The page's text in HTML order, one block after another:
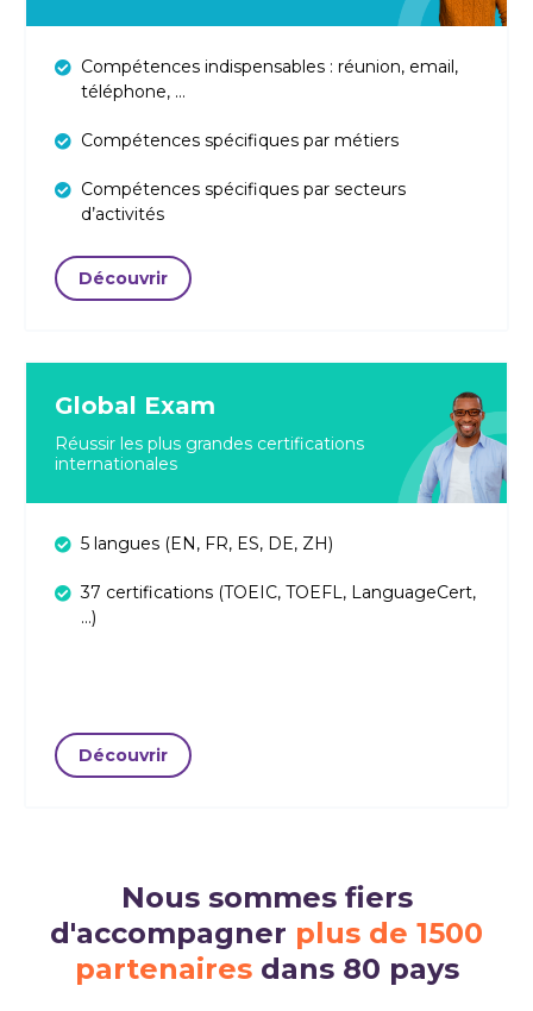
Compétences indispensables : réunion, email,
téléphone, …
Compétences spécifiques par métiers
Compétences spécifiques par secteurs
d’activités
Découvrir
Global Exam
Réussir les plus grandes certifications
internationales
5 langues (EN, FR, ES, DE, ZH)
37 certifications (TOEIC, TOEFL, LanguageCert,
…)
Découvrir
Nous sommes fiers
d'accompagner plus de 1500
partenairesdans 80 pays